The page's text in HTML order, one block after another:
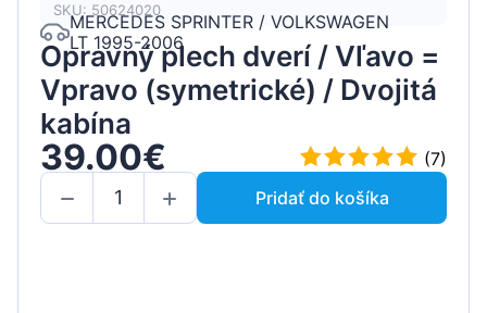
SKU: 50624020
MERCEDES SPRINTER / VOLKSWAGEN
LT 1995-2006
Opravný plech dverí / Vľavo =
Vpravo (symetrické) / Dvojitá
kabína
39.00€
(7)
Pridať do košíka